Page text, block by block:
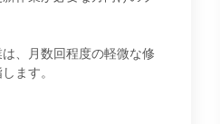
、月数回程度の軽微な修
ます。